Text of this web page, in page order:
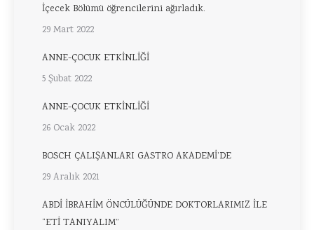
İçecek Bölümü öğrencilerini ağırladık.
29 Mart 2022
ANNE-ÇOCUK ETKİNLİĞİ
5 Şubat 2022
ANNE-ÇOCUK ETKİNLİĞİ
26 Ocak 2022
BOSCH ÇALIŞANLARI GASTRO AKADEMİ’DE
29 Aralık 2021
ABDİ İBRAHİM ÖNCÜLÜĞÜNDE DOKTORLARIMIZ İLE
“ETİ TANIYALIM”